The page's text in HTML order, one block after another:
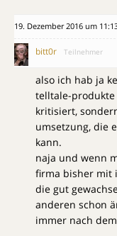
19. Dezember 2016 um
bitt0r Teilnehmer
also ich hab ja
telltale-
kritisiert,
umsetzung, die
kann.
naja und wenn
firma bisher mit
die gut
anderen schon
immer nach